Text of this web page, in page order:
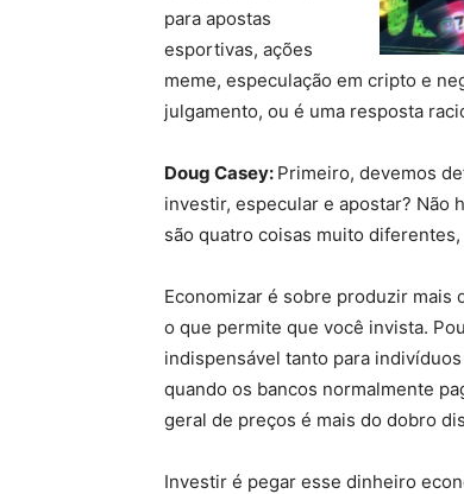
para apostas
esportivas, ações
meme, especulação em cripto e
julgamento, ou é uma resposta
Doug Casey: Primeiro, devemos
investir, especular e apostar? Não
são quatro coisas muito
Economizar é sobre produzir mais
o que permite que você invista.
indispensável tanto para
quando os bancos normalmente
geral de preços é mais do dobro
Investir é pegar esse dinheiro